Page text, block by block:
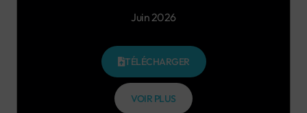
Juin 2026
TÉLÉCHARGER
VOIR PLUS